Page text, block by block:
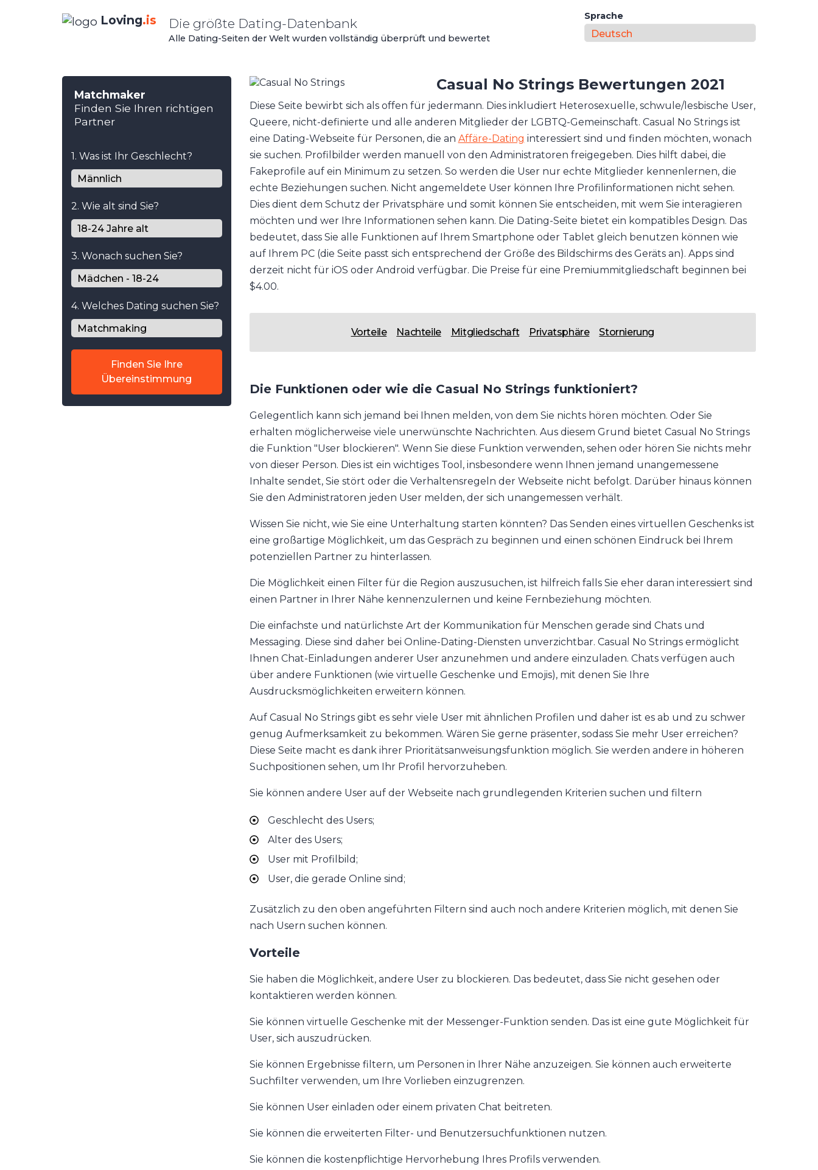
Loving.is Die größte Dating-Datenbank
Alle Dating-Seiten der Welt wurden vollständig überprüft und bewertet
Sprache
Matchmaker
Finden Sie Ihren richtigen
Partner
1. Was ist Ihr Geschlecht?
2. Wie alt sind Sie?
3. Wonach suchen Sie?
4. Welches Dating suchen Sie?
Finden Sie Ihre
Übereinstimmung
Casual No Strings Bewertungen 2021
Diese Seite bewirbt sich als offen für jedermann. Dies inkludiert Heterosexuelle, schwule/lesbische User,
Queere, nicht-definierte und alle anderen Mitglieder der LGBTQ-Gemeinschaft. Casual No Strings ist
eine Dating-Webseite für Personen, die an Affäre-Dating interessiert sind und finden möchten, wonach
sie suchen. Profilbilder werden manuell von den Administratoren freigegeben. Dies hilft dabei, die
Fakeprofile auf ein Minimum zu setzen. So werden die User nur echte Mitglieder kennenlernen, die
echte Beziehungen suchen. Nicht angemeldete User können Ihre Profilinformationen nicht sehen.
Dies dient dem Schutz der Privatsphäre und somit können Sie entscheiden, mit wem Sie interagieren
möchten und wer Ihre Informationen sehen kann. Die Dating-Seite bietet ein kompatibles Design. Das
bedeutet, dass Sie alle Funktionen auf Ihrem Smartphone oder Tablet gleich benutzen können wie
auf Ihrem PC (die Seite passt sich entsprechend der Größe des Bildschirms des Geräts an). Apps sind
derzeit nicht für iOS oder Android verfügbar. Die Preise für eine Premiummitgliedschaft beginnen bei
$4.00.
Vorteile Nachteile Mitgliedschaft Privatsphäre Stornierung
Die Funktionen oder wie die Casual No Strings funktioniert?
Gelegentlich kann sich jemand bei Ihnen melden, von dem Sie nichts hören möchten. Oder Sie
erhalten möglicherweise viele unerwünschte Nachrichten. Aus diesem Grund bietet Casual No Strings
die Funktion "User blockieren". Wenn Sie diese Funktion verwenden, sehen oder hören Sie nichts mehr
von dieser Person. Dies ist ein wichtiges Tool, insbesondere wenn Ihnen jemand unangemessene
Inhalte sendet, Sie stört oder die Verhaltensregeln der Webseite nicht befolgt. Darüber hinaus können
Sie den Administratoren jeden User melden, der sich unangemessen verhält.
Wissen Sie nicht, wie Sie eine Unterhaltung starten könnten? Das Senden eines virtuellen Geschenks ist
eine großartige Möglichkeit, um das Gespräch zu beginnen und einen schönen Eindruck bei Ihrem
potenziellen Partner zu hinterlassen.
Die Möglichkeit einen Filter für die Region auszusuchen, ist hilfreich falls Sie eher daran interessiert sind
einen Partner in Ihrer Nähe kennenzulernen und keine Fernbeziehung möchten.
Die einfachste und natürlichste Art der Kommunikation für Menschen gerade sind Chats und
Messaging. Diese sind daher bei Online-Dating-Diensten unverzichtbar. Casual No Strings ermöglicht
Ihnen Chat-Einladungen anderer User anzunehmen und andere einzuladen. Chats verfügen auch
über andere Funktionen (wie virtuelle Geschenke und Emojis), mit denen Sie Ihre
Ausdrucksmöglichkeiten erweitern können.
Auf Casual No Strings gibt es sehr viele User mit ähnlichen Profilen und daher ist es ab und zu schwer
genug Aufmerksamkeit zu bekommen. Wären Sie gerne präsenter, sodass Sie mehr User erreichen?
Diese Seite macht es dank ihrer Prioritätsanweisungsfunktion möglich. Sie werden andere in höheren
Suchpositionen sehen, um Ihr Profil hervorzuheben.
Sie können andere User auf der Webseite nach grundlegenden Kriterien suchen und filtern
Geschlecht des Users;
Alter des Users;
User mit Profilbild;
User, die gerade Online sind;
Zusätzlich zu den oben angeführten Filtern sind auch noch andere Kriterien möglich, mit denen Sie
nach Usern suchen können.
Vorteile
Sie haben die Möglichkeit, andere User zu blockieren. Das bedeutet, dass Sie nicht gesehen oder
kontaktieren werden können.
Sie können virtuelle Geschenke mit der Messenger-Funktion senden. Das ist eine gute Möglichkeit für
User, sich auszudrücken.
Sie können Ergebnisse filtern, um Personen in Ihrer Nähe anzuzeigen. Sie können auch erweiterte
Suchfilter verwenden, um Ihre Vorlieben einzugrenzen.
Sie können User einladen oder einem privaten Chat beitreten.
Sie können die erweiterten Filter- und Benutzersuchfunktionen nutzen.
Sie können die kostenpflichtige Hervorhebung Ihres Profils verwenden.